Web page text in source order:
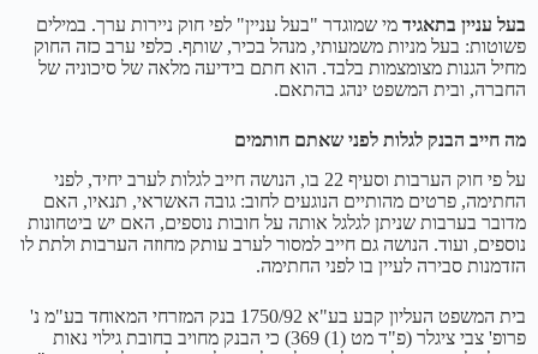
בעל עניין בתאגיד מי שמוגדר "בעל עניין" לפי חוק ניירות ערך. במילים
פשוטות: בעל מניות משמעותי, מנהל בכיר, שותף. כלפי ערב כזה החוק
מחיל הגנות מצומצמות בלבד. הוא חתם בידיעה מלאה של סיכוניה של
החברה, ובית המשפט ינהג בהתאם.
מה חייב הבנק לגלות לפני שאתם חותמים
על פי חוק הערבות וסעיף 22 בו, הנושה חייב לגלות לערב יחיד, לפני
החתימה, פרטים מהותיים הנוגעים לחוב: גובה האשראי, תנאיו, האם
מדובר בערבות שניתן לגלגל אותה על חובות נוספים, האם יש ביטחונות
נוספים, ועוד. הנושה גם חייב למסור לערב עותק מחוזה הערבות ולתת לו
הזדמנות סבירה לעיין בו לפני החתימה.
בית המשפט העליון קבע בע"א 1750/92 בנק המזרחי המאוחד בע"מ נ'
פרופ' צבי ציגלר (פ"ד מט (1) 369) כי הבנק מחויב בחובת גילוי נאות